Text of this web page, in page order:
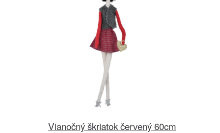
Vianočný škriatok červený 60cm